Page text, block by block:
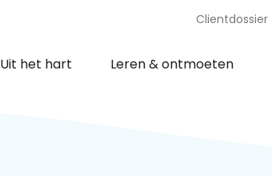
Clientdossier
Uit het hart Leren & ontmoeten